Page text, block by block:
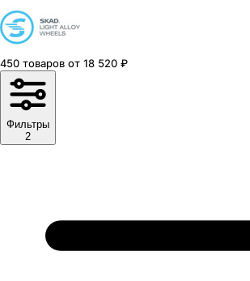
450 товаров от 18 520 ₽
Фильтры
2